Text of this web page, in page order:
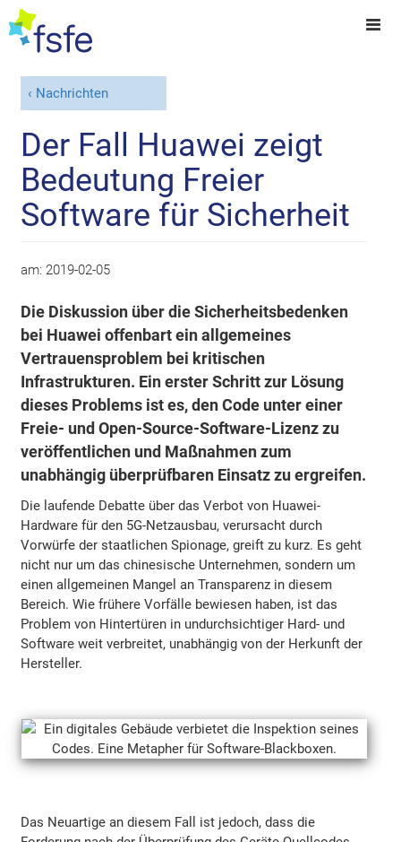
Nachrichten
Der Fall Huawei zeigt
Bedeutung Freier
Software für Sicherheit
am: 2019-02-05
Die Diskussion über die Sicherheitsbedenken
bei Huawei offenbart ein allgemeines
Vertrauensproblem bei kritischen
Infrastrukturen. Ein erster Schritt zur Lösung
dieses Problems ist es, den Code unter einer
Freie- und Open-Source-Software-Lizenz zu
veröffentlichen und Maßnahmen zum
unabhängig überprüfbaren Einsatz zu ergreifen.
Die laufende Debatte über das Verbot von Huawei-
Hardware für den 5G-Netzausbau, verursacht durch
Vorwürfe der staatlichen Spionage, greift zu kurz. Es geht
nicht nur um das chinesische Unternehmen, sondern um
einen allgemeinen Mangel an Transparenz in diesem
Bereich. Wie frühere Vorfälle bewiesen haben, ist das
Problem von Hintertüren in undurchsichtiger Hard- und
Software weit verbreitet, unabhängig von der Herkunft der
Hersteller.
Das Neuartige an diesem Fall ist jedoch, dass die